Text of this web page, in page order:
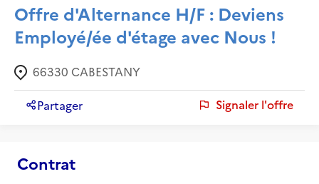
Offre d'Alternance H/F : Deviens
Employé/ée d'étage avec Nous !
66330 CABESTANY
Partager Signaler l'offre
Contrat